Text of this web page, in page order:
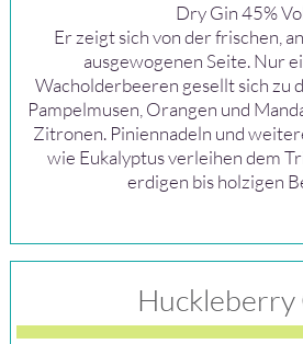
Dry Gin 45%
Er zeigt sich von der frischen,
ausgewogenen Seite. Nur
Wacholderbeeren gesellt sich zu
Pampelmusen, Orangen und
Zitronen. Piniennadeln und
wie Eukalyptus verleihen dem
erdigen bis holzigen
Huckleberry